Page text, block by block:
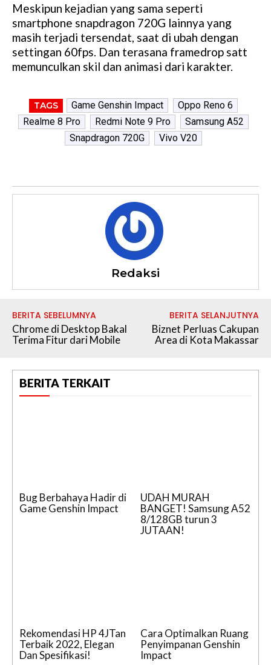
Meskipun kejadian yang sama seperti
smartphone snapdragon 720G lainnya yang
masih terjadi tersendat, saat di ubah dengan
settingan 60fps. Dan terasana framedrop satt
memunculkan skil dan animasi dari karakter.
TAGS Game Genshin Impact
Oppo Reno 6
Realme 8 Pro
Redmi Note 9 Pro
Samsung A52
Snapdragon 720G
Vivo V20
Redaksi
BERITA SEBELUMNYA
Chrome di Desktop Bakal
Terima Fitur dari Mobile
BERITA SELANJUTNYA
Biznet Perluas Cakupan
Area di Kota Makassar
BERITA TERKAIT
Bug Berbahaya Hadir di
Game Genshin Impact
UDAH MURAH
BANGET! Samsung A52
8/128GB turun 3
JUTAAN!
Rekomendasi HP 4JTan
Terbaik 2022, Elegan
Dan Spesifikasi!
Cara Optimalkan Ruang
Penyimpanan Genshin
Impact